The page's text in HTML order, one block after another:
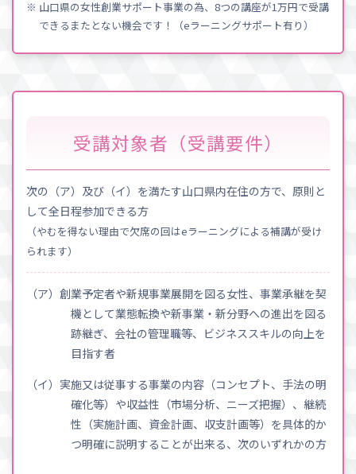
※ 山口県の女性創業サポート事業の為、8つの講座が1万円で受講
できるまたとない機会です！（eラーニングサポート有り）
受講対象者（受講要件）
次の（ア）及び（イ）を満たす山口県内在住の方で、原則と
して全日程参加できる方
（やむを得ない理由で欠席の回はeラーニングによる補講が受け
られます）
（ア）創業予定者や新規事業展開を図る女性、事業承継を契
機として業態転換や新事業・新分野への進出を図る
跡継ぎ、会社の管理職等、ビジネススキルの向上を
目指す者
（イ）実施又は従事する事業の内容（コンセプト、手法の明
確化等）や収益性（市場分析、ニーズ把握）、継続
性（実施計画、資金計画、収支計画等）を具体的か
つ明確に説明することが出来る、次のいずれかの方